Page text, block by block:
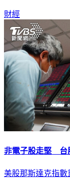
財經
非電子股走堅 台
美股那斯達克指數